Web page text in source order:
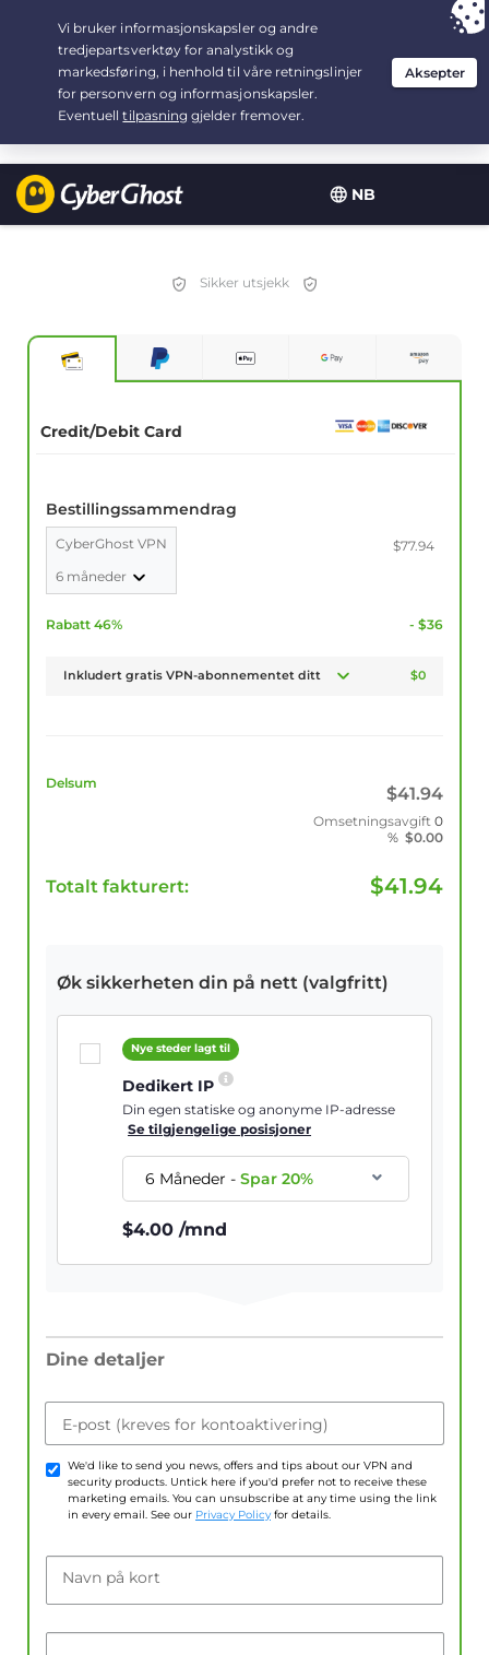
NB
Your choice: The Best Dealfor 2.1666666666667-years at $
/month
Sikker utsjekk
Credit/Debit Card
Bestillingssammendrag
CyberGhost VPN
6 måneder
$77.94
Rabatt 46% - $36
Inkludert gratis VPN-abonnementet ditt $0
Delsum
$41.94
Omsetningsavgift 0
% $0.00
Totalt fakturert: $41.94
Øk sikkerheten din på nett (valgfritt)
Nye steder lagt til
Dedikert IP
Din egen statiske og anonyme IP-adresse
Se tilgjengelige posisjoner
6 Måneder-Spar20%
$4.00 /mnd
Dine detaljer
E-post (kreves for kontoaktivering)
We'd like to send you news, offers and tips about our VPN and
security products. Untick here if you'd prefer not to receive these
marketing emails. You can unsubscribe at any time using the link
in every email. See our Privacy Policy for details.
Navn på kort